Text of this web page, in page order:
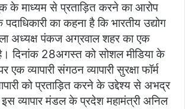
के माध्यम से प्रताड़ित करने का आरोप
का कहना है कि भारतीय उद्योग
अध्यक्ष पंकज अग्रवाल शहर का एक
है। दिनांक 28अगस्त को सोशल मीडिया के
व्यापारी संगठन व्यापारी सुरक्षा फॉर्म
को प्रताड़ित करने के उद्देश्य से अभद्र
इस व्यापार मंडल के प्रदेश महामंत्री अनिल